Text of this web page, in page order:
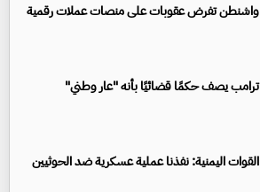
واشنطن تفرض عقوبات على منصات عملات رقمية
ترامب يصف حكمًا قضائيًا بأنه "عار وطني"
القوات اليمنية: نفذنا عملية عسكرية ضد الحوثيين